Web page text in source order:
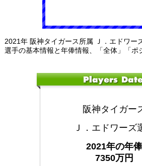
2021年 阪神タイガース所属 Ｊ．エドワー
選手の基本情報と年俸情報、「全体」「ポ
阪神タイガー
Ｊ．エドワーズ
2021年の年俸
7350万円